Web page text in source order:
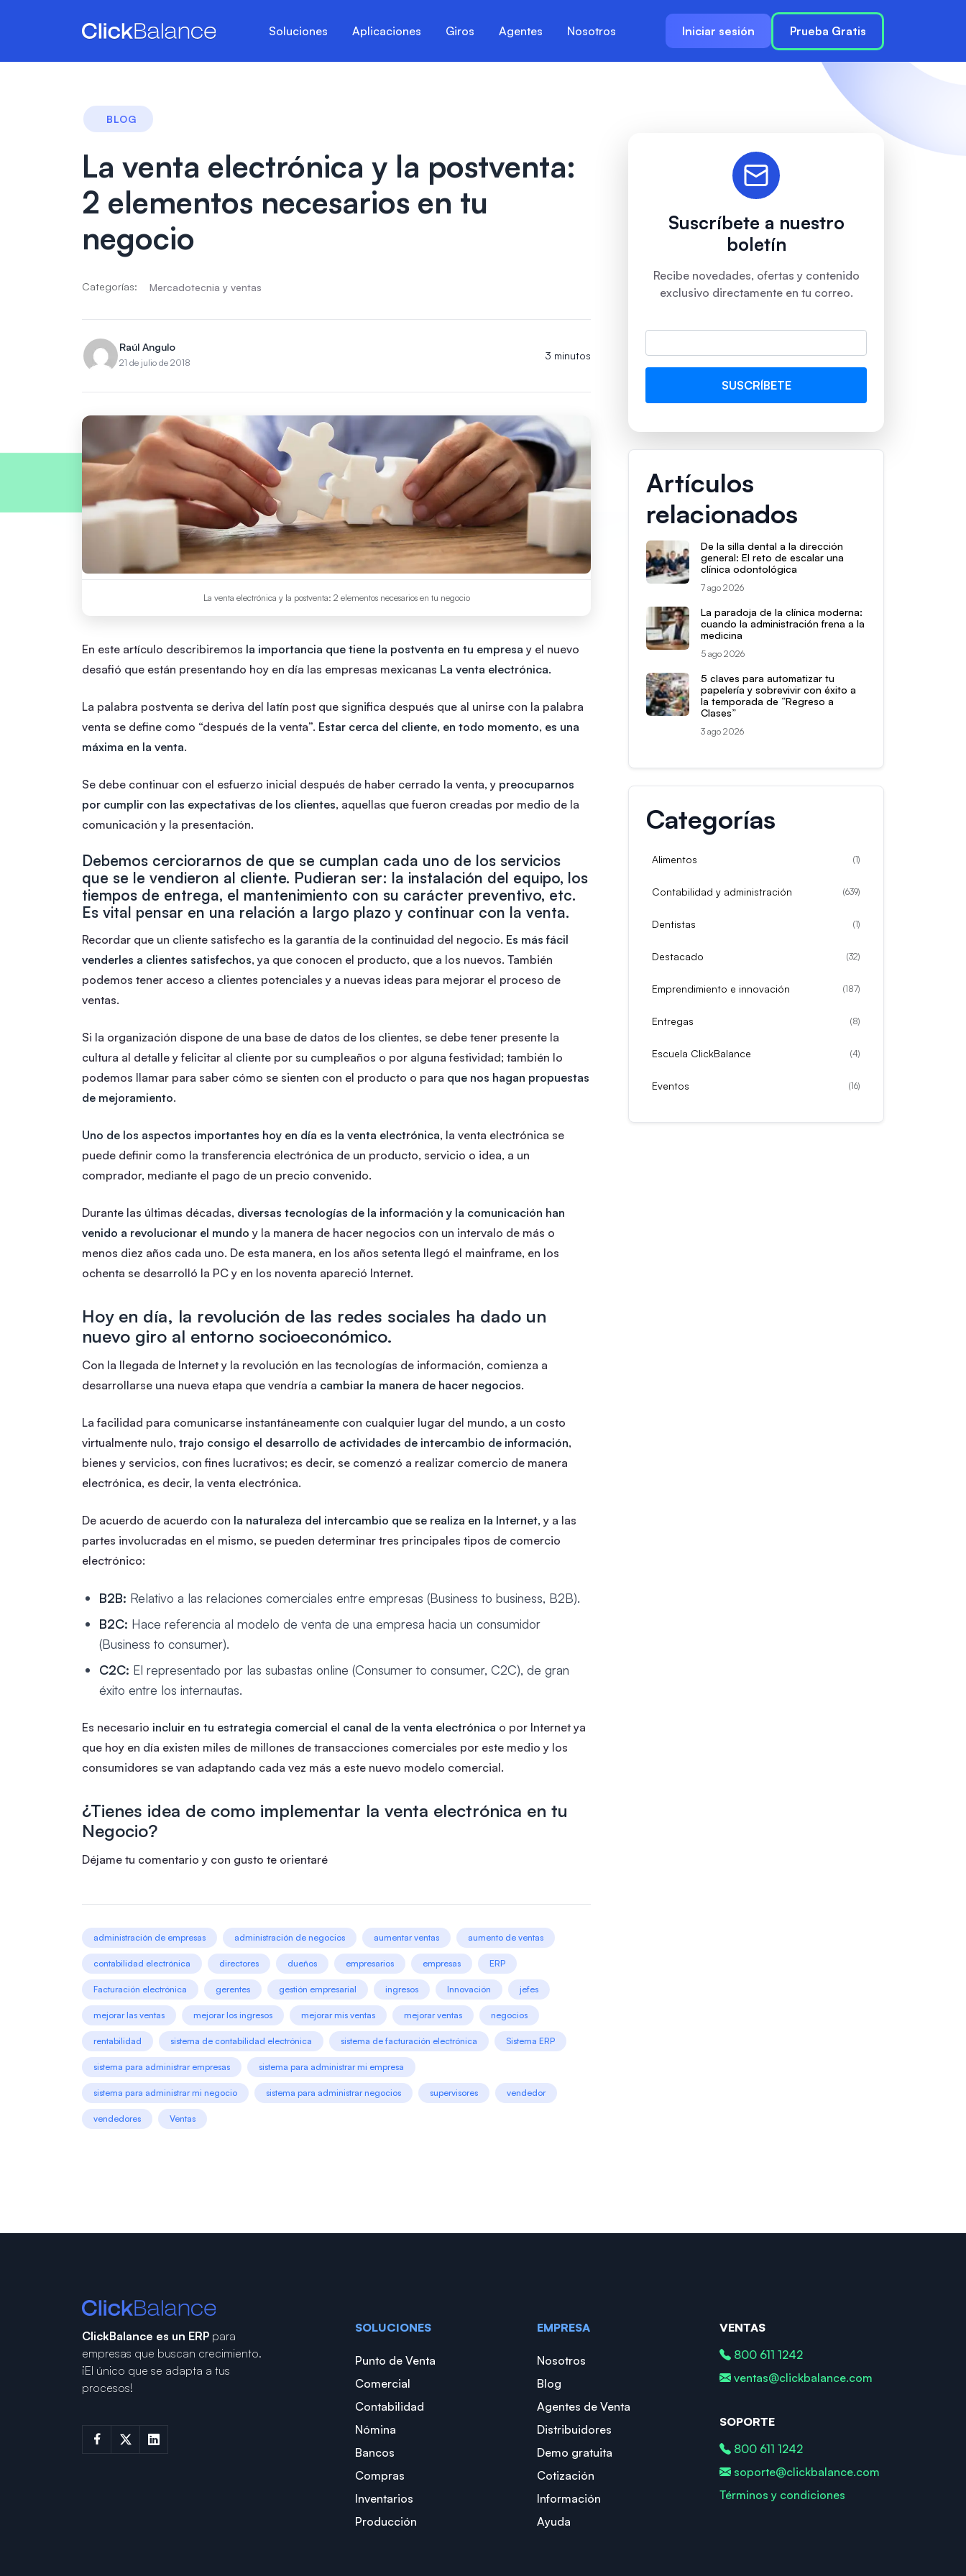
Soluciones Aplicaciones Giros Agentes Nosotros Iniciar sesión Prueba Gratis
BLOG
La venta electrónica y la postventa:
2 elementos necesarios en tu
negocio
Categorías: Mercadotecnia y ventas
Raúl Angulo
21 de julio de 2018
3 minutos
La venta electrónica y la postventa: 2 elementos necesarios en tu negocio
En este artículo describiremos la importancia que tiene la postventa en tu empresa y el nuevo
desafió que están presentando hoy en día las empresas mexicanas La venta electrónica.
La palabra postventa se deriva del latín post que significa después que al unirse con la palabra
venta se define como “después de la venta”. Estar cerca del cliente, en todo momento, es una
máxima en la venta.
Se debe continuar con el esfuerzo inicial después de haber cerrado la venta, y preocuparnos
por cumplir con las expectativas de los clientes, aquellas que fueron creadas por medio de la
comunicación y la presentación.
Debemos cerciorarnos de que se cumplan cada uno de los servicios
que se le vendieron al cliente. Pudieran ser: la instalación del equipo, los
tiempos de entrega, el mantenimiento con su carácter preventivo, etc.
Es vital pensar en una relación a largo plazo y continuar con la venta.
Recordar que un cliente satisfecho es la garantía de la continuidad del negocio. Es más fácil
venderles a clientes satisfechos, ya que conocen el producto, que a los nuevos. También
podemos tener acceso a clientes potenciales y a nuevas ideas para mejorar el proceso de
ventas.
Si la organización dispone de una base de datos de los clientes, se debe tener presente la
cultura al detalle y felicitar al cliente por su cumpleaños o por alguna festividad; también lo
podemos llamar para saber cómo se sienten con el producto o para que nos hagan propuestas
de mejoramiento.
Uno de los aspectos importantes hoy en día es la venta electrónica, la venta electrónica se
puede definir como la transferencia electrónica de un producto, servicio o idea, a un
comprador, mediante el pago de un precio convenido.
Durante las últimas décadas, diversas tecnologías de la información y la comunicación han
venido a revolucionar el mundo y la manera de hacer negocios con un intervalo de más o
menos diez años cada uno. De esta manera, en los años setenta llegó el mainframe, en los
ochenta se desarrolló la PC y en los noventa apareció Internet.
Hoy en día, la revolución de las redes sociales ha dado un
nuevo giro al entorno socioeconómico.
Con la llegada de Internet y la revolución en las tecnologías de información, comienza a
desarrollarse una nueva etapa que vendría a cambiar la manera de hacer negocios.
La facilidad para comunicarse instantáneamente con cualquier lugar del mundo, a un costo
virtualmente nulo, trajo consigo el desarrollo de actividades de intercambio de información,
bienes y servicios, con fines lucrativos; es decir, se comenzó a realizar comercio de manera
electrónica, es decir, la venta electrónica.
De acuerdo de acuerdo con la naturaleza del intercambio que se realiza en la Internet, y a las
partes involucradas en el mismo, se pueden determinar tres principales tipos de comercio
electrónico:
B2B: Relativo a las relaciones comerciales entre empresas (Business to business, B2B).
B2C: Hace referencia al modelo de venta de una empresa hacia un consumidor
(Business to consumer).
C2C: El representado por las subastas online (Consumer to consumer, C2C), de gran
éxito entre los internautas.
Es necesario incluir en tu estrategia comercial el canal de la venta electrónica o por Internet ya
que hoy en día existen miles de millones de transacciones comerciales por este medio y los
consumidores se van adaptando cada vez más a este nuevo modelo comercial.
¿Tienes idea de como implementar la venta electrónica en tu
Negocio?
Déjame tu comentario y con gusto te orientaré
administración de empresas administración de negocios aumentar ventas aumento de ventas
contabilidad electrónica directores dueños empresarios empresas ERP
Facturación electrónica gerentes gestión empresarial ingresos Innovación jefes
mejorar las ventas mejorar los ingresos mejorar mis ventas mejorar ventas negocios
rentabilidad sistema de contabilidad electrónica sistema de facturación electrónica Sistema ERP
sistema para administrar empresas sistema para administrar mi empresa
sistema para administrar mi negocio sistema para administrar negocios supervisores vendedor
vendedores Ventas
Suscríbete a nuestro
boletín
Recibe novedades, ofertas y contenido
exclusivo directamente en tu correo.
Artículos
relacionados
De la silla dental a la dirección
general: El reto de escalar una
clínica odontológica
7 ago 2026
La paradoja de la clínica moderna:
cuando la administración frena a la
medicina
5 ago 2026
5 claves para automatizar tu
papelería y sobrevivir con éxito a
la temporada de “Regreso a
Clases”
3 ago 2026
Categorías
Alimentos (1)
Contabilidad y administración (639)
Dentistas (1)
Destacado (32)
Emprendimiento e innovación (187)
Entregas (8)
Escuela ClickBalance (4)
Eventos (16)
ClickBalance es un ERP para
empresas que buscan crecimiento.
¡El único que se adapta a tus
procesos!
SOLUCIONES
Punto de Venta
Comercial
Contabilidad
Nómina
Bancos
Compras
Inventarios
Producción
EMPRESA
Nosotros
Blog
Agentes de Venta
Distribuidores
Demo gratuita
Cotización
Información
Ayuda
VENTAS
800 611 1242
ventas@clickbalance.com
SOPORTE
800 611 1242
soporte@clickbalance.com
Términos y condiciones